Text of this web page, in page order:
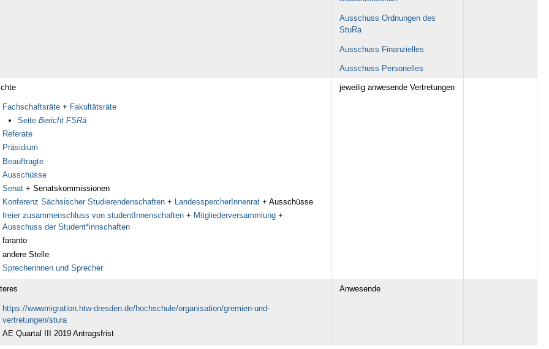
Ausschuss Ordnungen des
StuRa
Ausschuss Finanzielles
Ausschuss Personelles
Fachschaftsräte+ Fakultätsräte
SeiteBericht FSRä
Referate
Präsidium
Beauftragte
Ausschüsse
Senat+ Senatskommissionen
Konferenz Sächsischer Studierendenschaften+ LandesspercherInnenrat+ Ausschüsse
freier zusammenschluss von studentInnenschaften+ Mitgliederversammlung+
Ausschuss der Student*innschaften
faranto
andere Stelle
Sprecherinnen und Sprecher
jeweilig anwesende Vertretungen
https://wwwmigration.htw-dresden.de/hochschule/organisation/gremien-und-
vertretungen/stura
AE Quartal III 2019 Antragsfrist
Anwesende